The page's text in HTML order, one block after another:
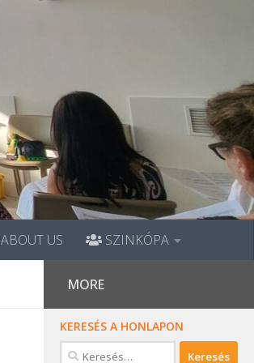
ABOUT US SZINKÓPA
MORE
KERESÉS A HONLAPON
Keresés: